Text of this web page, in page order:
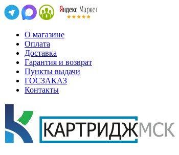
О магазине
Оплата
Доставка
Гарантия и возврат
Пункты выдачи
ГОСЗАКАЗ
Контакты